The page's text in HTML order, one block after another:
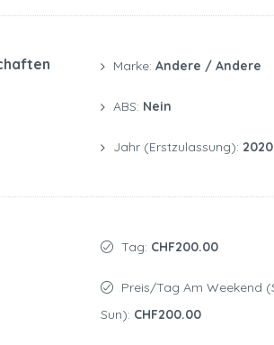
Marke: Andere / Andere
ABS: Nein
Jahr (Erstzulassung): 2020
Tag: CHF200.00
Sun): CHF200.00